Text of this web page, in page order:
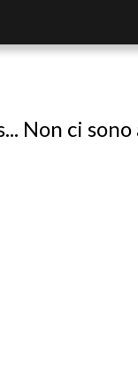
Non ci